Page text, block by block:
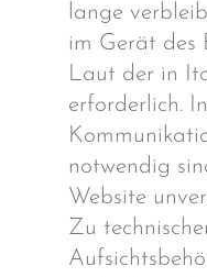
lange
im Gerät des
Laut der in
erforderlich.
notwendig
Website
Zu